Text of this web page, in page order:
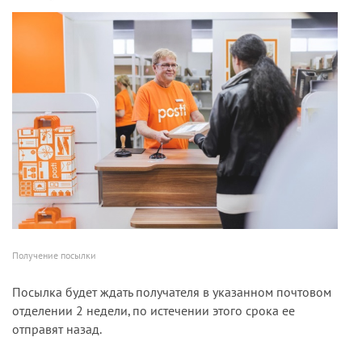
Получение посылки
Посылка будет ждать получателя в указанном почтовом
отделении 2 недели, по истечении этого срока ее
отправят назад.